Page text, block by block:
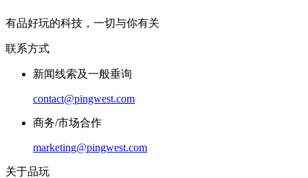
有品好玩的科技，一切与你有关
联系方式
新闻线索及一般垂询
contact@pingwest.com
商务/市场合作
marketing@pingwest.com
关于品玩